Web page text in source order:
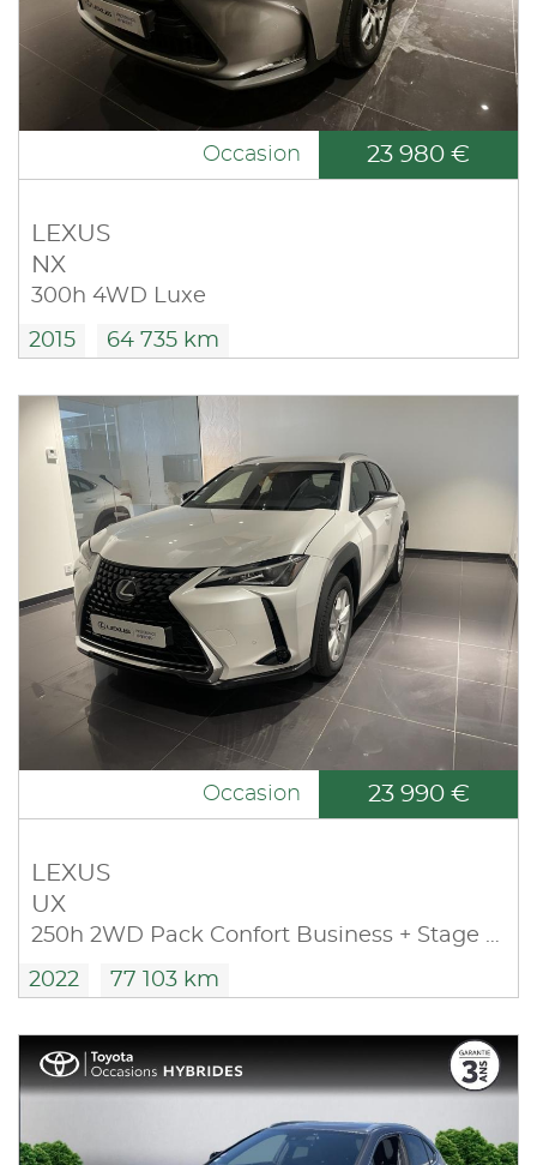
Occasion 23 980 €
LEXUS
NX
300h 4WD Luxe
2015 64 735 km
Occasion 23 990 €
LEXUS
UX
250h 2WD Pack Confort Business + Stage Hybrid Academy MY21
2022 77 103 km